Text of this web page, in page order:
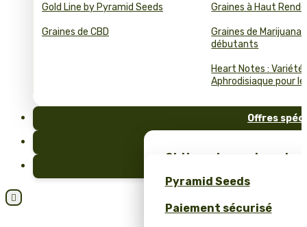
Gold Line by Pyramid Seeds
Graines de CBD
Graines à Haut
Graines de Marijuana
débutants
Heart Notes :
Aphrodisiaque pour le
Offres
Obtiens des graines de
Pyramid Seeds !
Obtenez 10 % de
Pyramid Seeds
Paiement sécurisé
